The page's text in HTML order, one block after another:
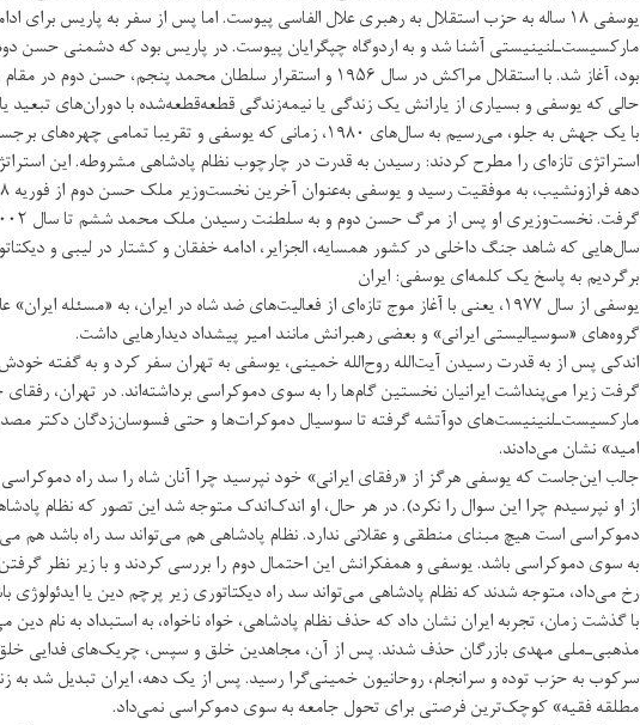
یوسفی ۱۸ ساله به حزب استقلال به رهبری علال الفاسی پیوست. اما پس از سفر به پاریس برای
مارکسیست‌‌ـ‌لنینیستی آشنا شد و به اردوگاه چپگرایان پیوست. در پاریس بود که دشمنی حسن
بود، آغاز شد. با استقلال مراکش در سال ۱۹۵۶ و استقرار سلطان محمد پنجم،
حالی که یوسفی و بسیاری از یارانش یک زندگی یا نیمه‌زندگی قطعه‌قطعه‌شده با دوران‌های تبعید
با یک جهش به جلو، می‌رسیم به سال‌های ۱۹۸۰، زمانی که یوسفی و تقریبا
استراتژی تازه‌ای را مطرح کردند: رسیدن به قدرت در چارچوب نظام پادشاهی مشروطه. این
سال‌هایی که شاهد جنگ داخلی در کشور همسایه، الجزایر، ادامه خفقان و کشتار در لیبی و
برگردیم به پاسخ یک کلمه‌ای یوسفی: ایران
یوسفی از سال ۱۹۷۷، یعنی با آغاز موج تازه‌ای از فعالیت‌های ضد شاه در ایران، به «مسئله
گروه‌های «سوسیالیستی ایرانی» و بعضی رهبرانش مانند امیر پیشداد دیدارهایی داشت.
اندکی پس از به قدرت رسیدن آیت‌الله روح‌الله خمینی، یوسفی به تهران سفر کرد و به گفته
گرفت زیرا می‌پنداشت ایرانیان نخستین گام‌ها را به سوی دموکراسی برداشته‌اند. در تهران، رفقای
مارکسیست‌ـ‌لنینیست‌های دوآتشه گرفته تا سوسیال دموکرات‌ها و حتی فسوسان‌زدگان دکتر
امید» نشان می‌دادند.
جالب این‌جاست که یوسفی هرگز از «رفقای ایرانی» خود نپرسید چرا آنان شاه را سد راه دموکراسی
از او نپرسیدم چرا این سوال را نکرد). در هر حال، او اندک‌اندک متوجه شد این تصور که نظام
دموکراسی است هیچ مبنای منطقی و عقلانی ندارد. نظام پادشاهی هم می‌تواند سد راه باشد هم
به سوی دموکراسی باشد. یوسفی و همفکرانش این احتمال دوم را بررسی کردند و با زیر نظر گرفتن
رخ می‌داد، متوجه شدند که نظام پادشاهی می‌تواند سد راه دیکتاتوری زیر پرچم دین یا ایدئولوژی
با گذشت زمان، تجربه ایران نشان داد که حذف نظام پادشاهی، خواه ناخواه، به استبداد به نام
مذهبی‌ـ‌ملی مهدی بازرگان حذف شدند. پس از آن، مجاهدین خلق و سپس، چریک‌های فدایی
سرکوب به حزب توده و سرانجام، روحانیون خمینی‌گرا رسید. پس از یک دهه، ایران تبدیل شد به
مطلقه فقیه» کوچک‌ترین فرصتی برای تحول جامعه به سوی دموکراسی نمی‌داد.